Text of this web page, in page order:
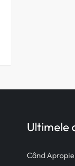
Ultimele
Când